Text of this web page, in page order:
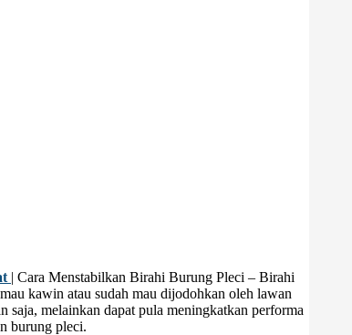
| Cara Menstabilkan Birahi Burung Pleci – Birahi
kawin atau sudah mau dijodohkan oleh lawan
melainkan dapat pula meningkatkan performa
burung pleci.